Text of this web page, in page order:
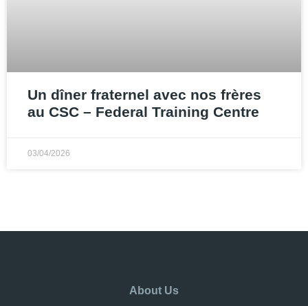
Un dîner fraternel avec nos frères
au CSC – Federal Training Centre
03/04/2026
About Us